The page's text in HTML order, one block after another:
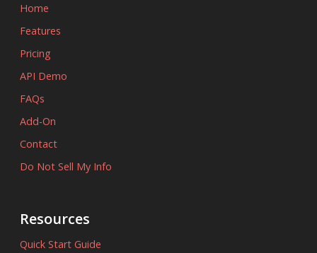
Home
Features
Pricing
API Demo
FAQs
Add-On
Contact
Do Not Sell My Info
Resources
Quick Start Guide